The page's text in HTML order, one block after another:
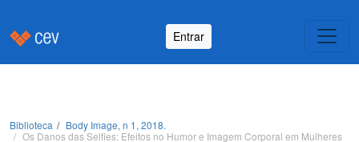
Entrar
Biblioteca
Body Image, n 1, 2018.
Os Danos das Selfies: Efeitos no Humor e Imagem Corporal em Mulheres